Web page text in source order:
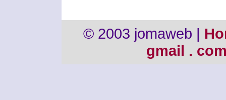
© 2003 jomaweb |
gmail .